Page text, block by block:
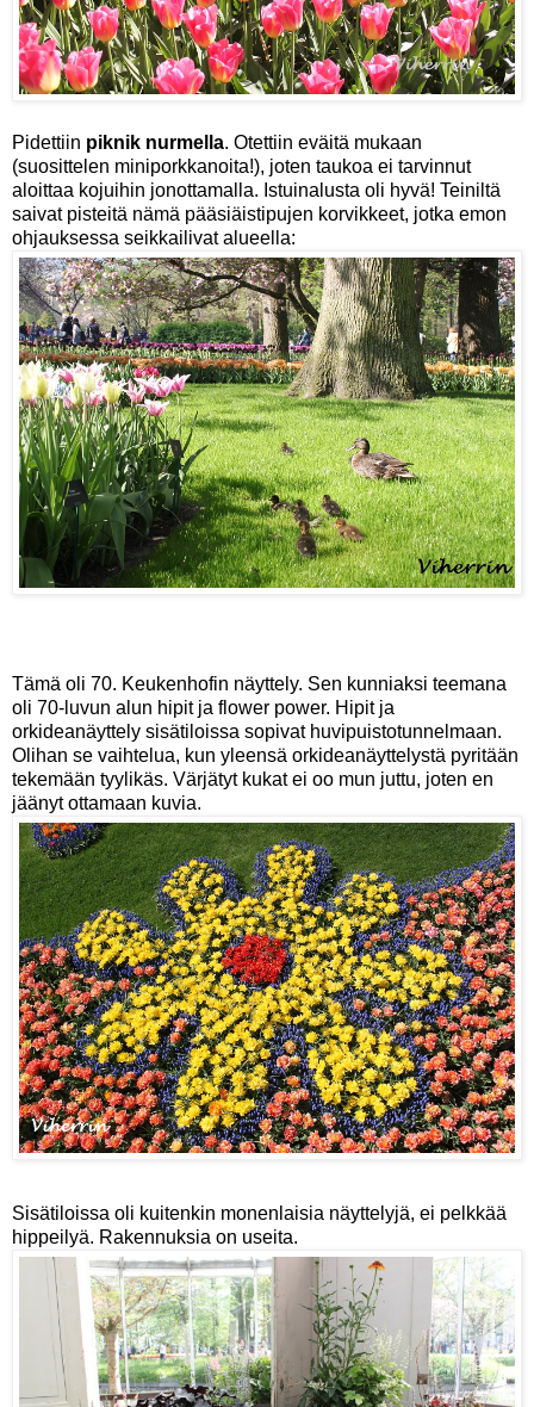
Pidettiin piknik nurmella. Otettiin eväitä mukaan
(suosittelen miniporkkanoita!), joten taukoa ei tarvinnut
aloittaa kojuihin jonottamalla. Istuinalusta oli hyvä! Teiniltä
saivat pisteitä nämä pääsiäistipujen korvikkeet, jotka emon
ohjauksessa seikkailivat alueella:
Tämä oli 70. Keukenhofin näyttely. Sen kunniaksi teemana
oli 70-luvun alun hipit ja flower power. Hipit ja
orkideanäyttely sisätiloissa sopivat huvipuistotunnelmaan.
Olihan se vaihtelua, kun yleensä orkideanäyttelystä pyritään
tekemään tyylikäs. Värjätyt kukat ei oo mun juttu, joten en
jäänyt ottamaan kuvia.
Sisätiloissa oli kuitenkin monenlaisia näyttelyjä, ei pelkkää
hippeilyä. Rakennuksia on useita.